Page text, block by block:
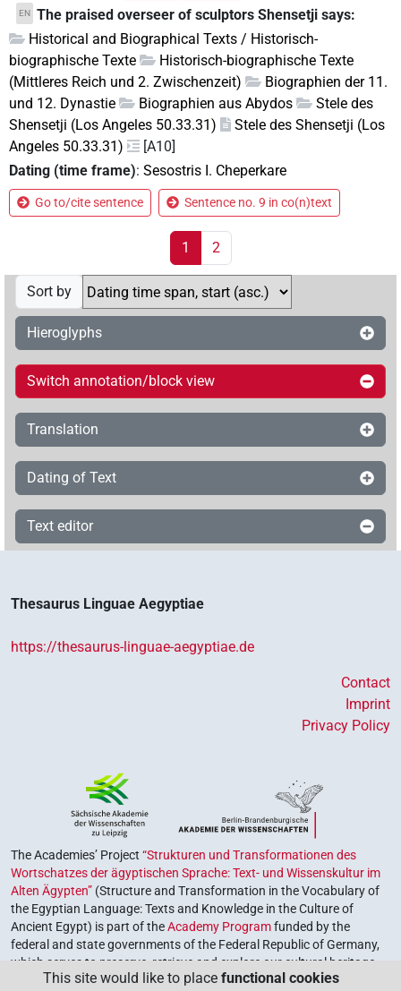
EN The praised overseer of sculptors Shensetji says:
Historical and Biographical Texts / Historisch-
biographische Texte
Historisch-biographische Texte
(Mittleres Reich und 2. Zwischenzeit)
Biographien der 11.
und 12. Dynastie
Biographien aus Abydos
Stele des
Shensetji (Los Angeles 50.33.31)
Stele des Shensetji (Los
Angeles 50.33.31)
[A10]
Dating (time frame): Sesostris I. Cheperkare
Go to/cite sentence Sentence no. 9 in co(n)text
1 2
Sort by
Hieroglyphs
Switch annotation/block view
Translation
Dating of Text
Text editor
Thesaurus Linguae Aegyptiae
https://thesaurus-linguae-aegyptiae.de
Contact
Imprint
Privacy Policy
The Academies’ Project “Strukturen und Transformationen des
Wortschatzes der ägyptischen Sprache: Text- und Wissenskultur im
Alten Ägypten” (Structure and Transformation in the Vocabulary of
the Egyptian Language: Texts and Knowledge in the Culture of
Ancient Egypt) is part of theAcademy Programfunded by the
federal and state governments of the Federal Republic of Germany,
which serves to preserve, retrieve and explore our cultural heritage.
The program is coordinated by theUnion of the German Academies
This site would like to place functional cookies